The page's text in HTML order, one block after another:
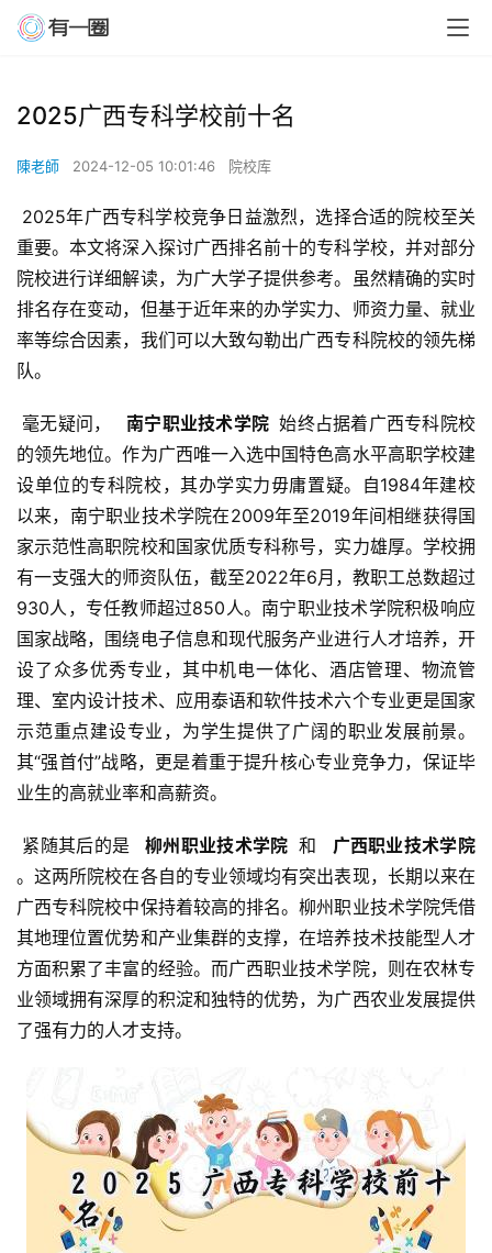
2025广西专科学校前十名
陳老師 2024-12-05 10:01:46 院校库
重要。本文将深入探讨广西排名前十的专科学校，并对部分
院校进行详细解读，为广大学子提供参考。虽然精确的实时
排名存在变动，但基于近年来的办学实力、师资力量、就业
率等综合因素，我们可以大致勾勒出广西专科院校的领先梯
队。
毫无疑问，
  南宁职业技术学院
始终占据着广西专科院校
的领先地位。作为广西唯一入选中国特色高水平高职学校建
设单位的专科院校，其办学实力毋庸置疑。自1984年建校
以来，南宁职业技术学院在2009年至2019年间相继获得国
家示范性高职院校和国家优质专科称号，实力雄厚。学校拥
有一支强大的师资队伍，截至2022年6月，教职工总数超过
930人，专任教师超过850人。南宁职业技术学院积极响应
国家战略，围绕电子信息和现代服务产业进行人才培养，开
设了众多优秀专业，其中机电一体化、酒店管理、物流管
理、室内设计技术、应用泰语和软件技术六个专业更是国家
示范重点建设专业，为学生提供了广阔的职业发展前景。
其“强首付”战略，更是着重于提升核心专业竞争力，保证毕
业生的高就业率和高薪资。
紧随其后的是
  柳州职业技术学院
和
。这两所院校在各自的专业领域均有突出表现，长期以来在
广西专科院校中保持着较高的排名。柳州职业技术学院凭借
其地理位置优势和产业集群的支撑，在培养技术技能型人才
方面积累了丰富的经验。而广西职业技术学院，则在农林专
业领域拥有深厚的积淀和独特的优势，为广西农业发展提供
了强有力的人才支持。